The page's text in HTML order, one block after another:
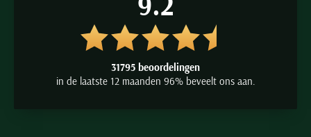
31795 beoordelingen
in de laatste 12 maanden 96% beveelt ons aan.